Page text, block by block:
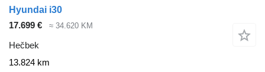
Hyundai i30
17.699 €
≈ 34.620 KM
Hečbek
13.824 km